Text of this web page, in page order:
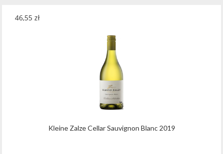
Kleine Zalze Cellar Sauvignon Blanc 2019
46,55 zł